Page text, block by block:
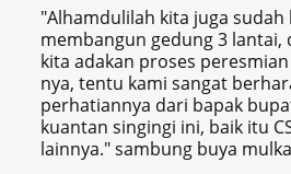
"Alhamdulilah kita juga sudah
membangun gedung 3 lantai,
kita adakan proses
nya, tentu kami sangat
perhatiannya dari bapak
kuantan singingi ini, baik itu
lainnya." sambung buya